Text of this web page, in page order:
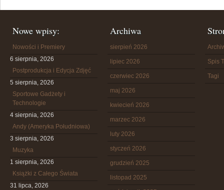
Nowe wpisy:
Nowości i Premiery
6 sierpnia, 2026
Postprodukcja i Edycja Zdjęć
5 sierpnia, 2026
Sportowe Gadżety i
Technologie
4 sierpnia, 2026
Andy (Ameryka Południowa)
3 sierpnia, 2026
Muzyka
1 sierpnia, 2026
Książki z Całego Świata
31 lipca, 2026
Archiwa
sierpień 2026
lipiec 2026
czerwiec 2026
maj 2026
kwiecień 2026
marzec 2026
luty 2026
styczeń 2026
grudzień 2025
listopad 2025
Spis
Tagi